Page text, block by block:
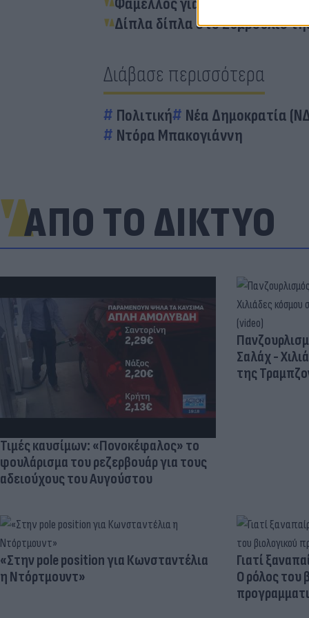
Δίπλα δίπλα στο Συμβούλιο
Διάβασε περισσότερα
Πολιτική Νέα Δημοκρατία
Ντόρα Μπακογιάννη
ΑΠΟ ΤΟ ΔΙΚΤΥΟ
Τιμές καυσίμων: «Πονοκέφαλος» το
φουλάρισμα του ρεζερβουάρ για τους
αδειούχους του Αυγούστου
Σαλάχ -
της
«Στην pole position για Κωνσταντέλια
η Ντόρτμουντ»
Γιατί
Ο ρόλος του